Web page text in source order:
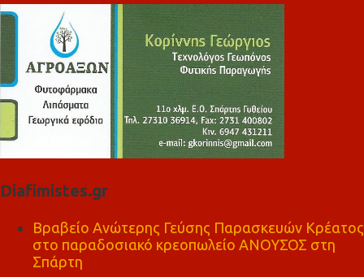
Diafimistes.gr
Βραβείο Ανώτερης Γεύσης Παρασκευών Κρέατος
στο παραδοσιακό κρεοπωλείο ΑΝΟΥΣΟΣ στη
Σπάρτη